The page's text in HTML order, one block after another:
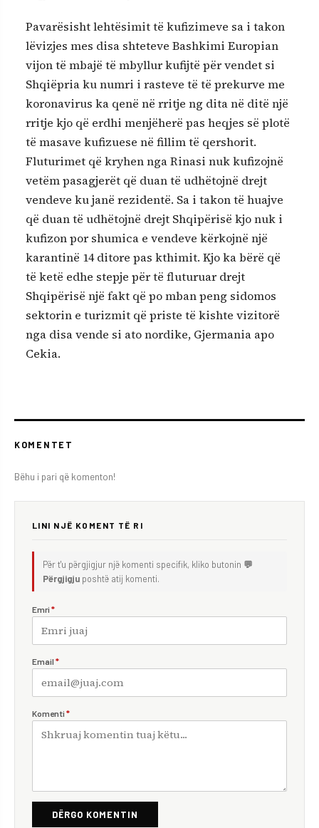
Pavarësisht lehtësimit të kufizimeve sa i takon
lëvizjes mes disa shteteve Bashkimi Europian
vijon të mbajë të mbyllur kufijtë për vendet si
Shqiëpria ku numri i rasteve të të prekurve me
koronavirus ka qenë në rritje ng dita në ditë një
rritje kjo që erdhi menjëherë pas heqjes së plotë
të masave kufizuese në fillim të qershorit.
Fluturimet që kryhen nga Rinasi nuk kufizojnë
vetëm pasagjerët që duan të udhëtojnë drejt
vendeve ku janë rezidentë. Sa i takon të huajve
që duan të udhëtojnë drejt Shqipërisë kjo nuk i
kufizon por shumica e vendeve kërkojnë një
karantinë 14 ditore pas kthimit. Kjo ka bërë që
të ketë edhe stepje për të fluturuar drejt
Shqipërisë një fakt që po mban peng sidomos
sektorin e turizmit që priste të kishte vizitorë
nga disa vende si ato nordike, Gjermania apo
Cekia.
KOMENTET
Bëhu i pari që komenton!
LINI NJË KOMENT TË RI
Për t'u përgjigjur një komenti specifik, kliko butonin 💬
Përgjigju poshtë atij komenti.
Emri *
Email *
Komenti *
DËRGO KOMENTIN